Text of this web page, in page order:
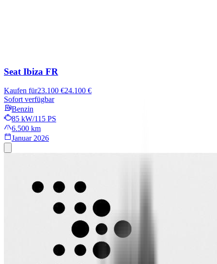
Seat Ibiza FR
Kaufen für23.100 €24.100 €
Sofort verfügbar
Benzin
85 kW/115 PS
6.500 km
Januar 2026